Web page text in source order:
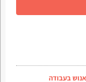
בעבודה